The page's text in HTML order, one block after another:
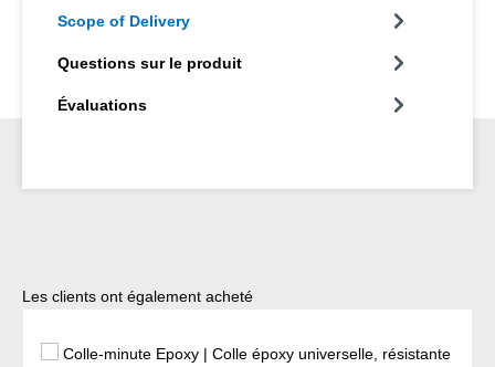
Scope of Delivery
Questions sur le produit
Évaluations
Ignorer la galerie de produits
Les clients ont également acheté